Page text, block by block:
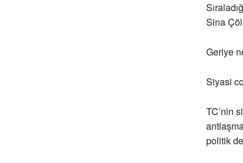
Sina
Geriye
Siyasi
TC’nin
politik